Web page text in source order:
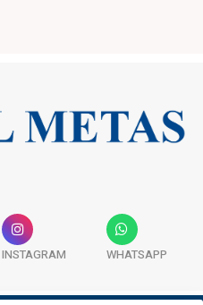
INSTAGRAM WHATSAPP